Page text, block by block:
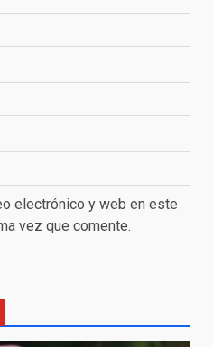
electrónico y web en este
vez que comente.